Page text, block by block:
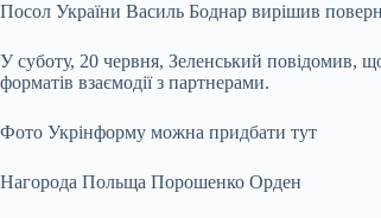
Посол України Василь Боднар вирішив
У суботу, 20 червня, Зеленський повідомив,
форматів взаємодії з партнерами.
Фото Укрінформу можна придбати тут
Нагорода Польща Порошенко Орден